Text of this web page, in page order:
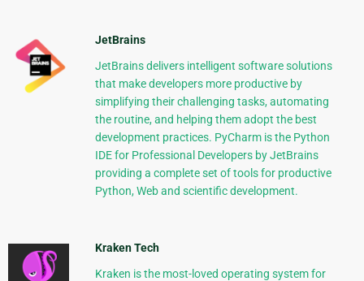
JetBrains
JetBrains delivers intelligent software solutions
that make developers more productive by
simplifying their challenging tasks, automating
the routine, and helping them adopt the best
development practices. PyCharm is the Python
IDE for Professional Developers by JetBrains
providing a complete set of tools for productive
Python, Web and scientific development.
Kraken Tech
Kraken is the most-loved operating system for